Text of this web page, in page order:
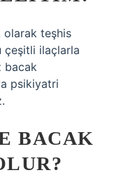
olarak teşhis
çeşitli ilaçlarla
bacak
psikiyatri
BACAK